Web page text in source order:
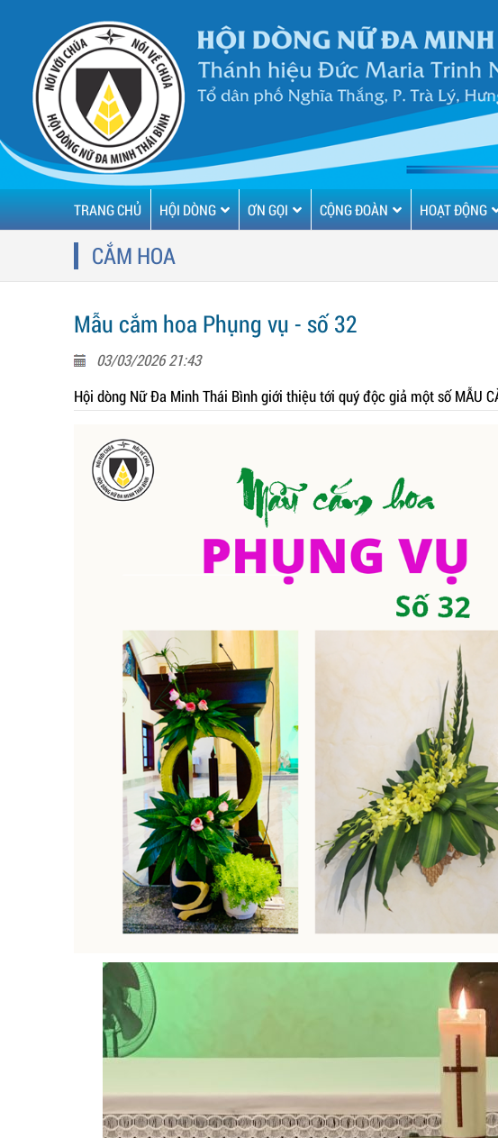
TRANG CHỦ HỘI DÒNG ƠN GỌI CỘNG ĐOÀN HOẠT ĐỘNG
CẮM HOA
Mẫu cắm hoa Phụng vụ - số 32
03/03/2026 21:43
Hội dòng Nữ Đa Minh Thái Bình giới thiệu tới quý độc giả một số MẪU